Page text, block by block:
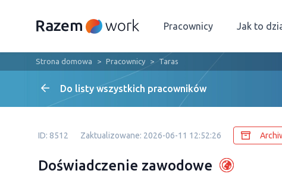
Pracownicy Jak to
Strona domowa Pracownicy Taras
Do listy wszystkich pracowników
ID: 8512 Zaktualizowane: 2026-06-11 12:52:26
Doświadczenie zawodowe